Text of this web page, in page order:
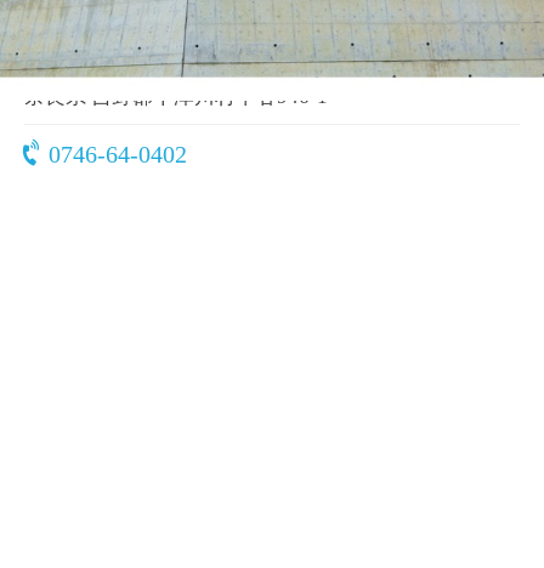
温泉リゾート
〒637-1554
奈良県 吉野郡十津川村平谷946-1
0746-64-0402